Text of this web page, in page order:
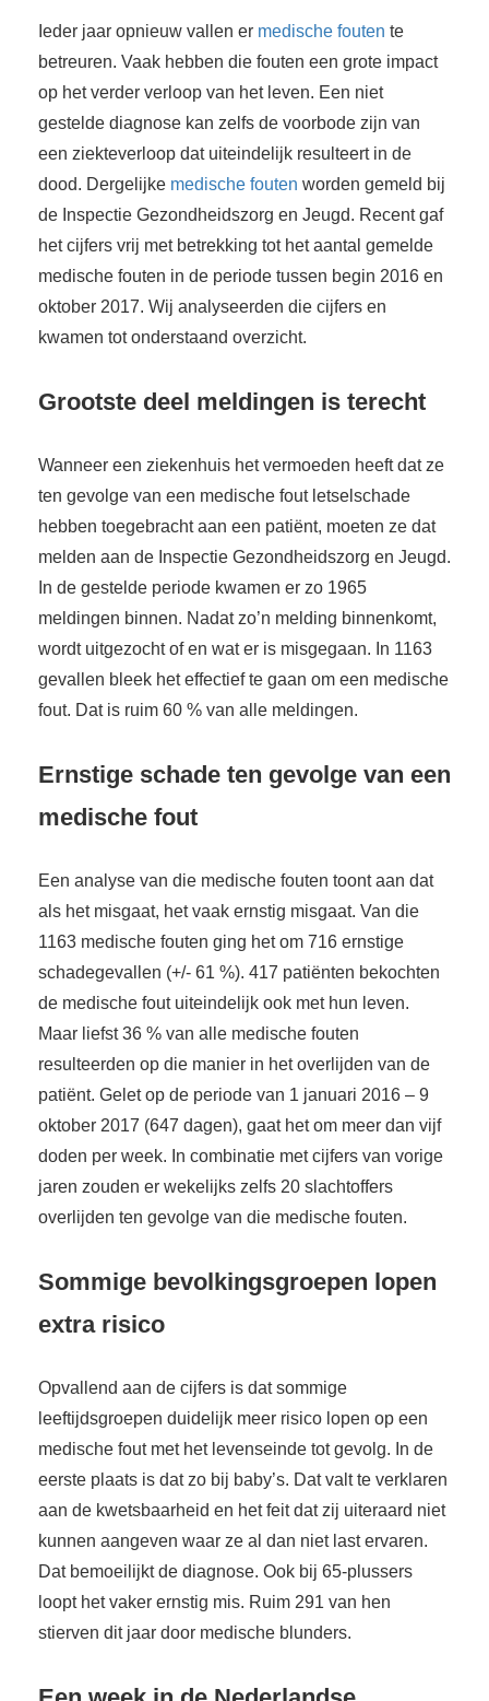
Ieder jaar opnieuw vallen er medische fouten te
betreuren. Vaak hebben die fouten een grote impact
op het verder verloop van het leven. Een niet
gestelde diagnose kan zelfs de voorbode zijn van
een ziekteverloop dat uiteindelijk resulteert in de
dood. Dergelijke medische fouten worden gemeld bij
de Inspectie Gezondheidszorg en Jeugd. Recent gaf
het cijfers vrij met betrekking tot het aantal gemelde
medische fouten in de periode tussen begin 2016 en
oktober 2017. Wij analyseerden die cijfers en
kwamen tot onderstaand overzicht.
Grootste deel meldingen is terecht
Wanneer een ziekenhuis het vermoeden heeft dat ze
ten gevolge van een medische fout letselschade
hebben toegebracht aan een patiënt, moeten ze dat
melden aan de Inspectie Gezondheidszorg en Jeugd.
In de gestelde periode kwamen er zo 1965
meldingen binnen. Nadat zo’n melding binnenkomt,
wordt uitgezocht of en wat er is misgegaan. In 1163
gevallen bleek het effectief te gaan om een medische
fout. Dat is ruim 60 % van alle meldingen.
Ernstige schade ten gevolge van een
medische fout
Een analyse van die medische fouten toont aan dat
als het misgaat, het vaak ernstig misgaat. Van die
1163 medische fouten ging het om 716 ernstige
schadegevallen (+/- 61 %). 417 patiënten bekochten
de medische fout uiteindelijk ook met hun leven.
Maar liefst 36 % van alle medische fouten
resulteerden op die manier in het overlijden van de
patiënt. Gelet op de periode van 1 januari 2016 – 9
oktober 2017 (647 dagen), gaat het om meer dan vijf
doden per week. In combinatie met cijfers van vorige
jaren zouden er wekelijks zelfs 20 slachtoffers
overlijden ten gevolge van die medische fouten.
Sommige bevolkingsgroepen lopen
extra risico
Opvallend aan de cijfers is dat sommige
leeftijdsgroepen duidelijk meer risico lopen op een
medische fout met het levenseinde tot gevolg. In de
eerste plaats is dat zo bij baby’s. Dat valt te verklaren
aan de kwetsbaarheid en het feit dat zij uiteraard niet
kunnen aangeven waar ze al dan niet last ervaren.
Dat bemoeilijkt de diagnose. Ook bij 65-plussers
loopt het vaker ernstig mis. Ruim 291 van hen
stierven dit jaar door medische blunders.